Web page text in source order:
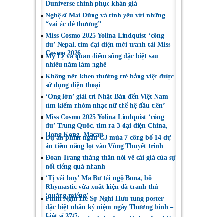
Việt Nam
Toronto 2026
Duniverse chinh phục khán giả
Nghệ sĩ Mai Dũng và tình yêu với những
“vai ác dễ thương”
Miss Cosmo 2025 Yolina Lindquist ‘công
du’ Nepal, tìm đại diện mới tranh tài Miss
Cosmo 2026
Mỹ Lệ và quan điểm sống đặc biệt sau
nhiều năm làm nghề
Không nên khen thưởng trẻ bằng việc được
sử dụng điện thoại
‘Ông lớn’ giải trí Nhật Bản đến Việt Nam
tìm kiếm nhóm nhạc nữ thế hệ đầu tiên’
Miss Cosmo 2025 Yolina Lindquist ‘công
du’ Trung Quốc, tìm ra 3 đại diện China,
Hong Kong, Macau
Dự án phim ngắn CJ mùa 7 công bố 14 dự
án tiềm năng lọt vào Vòng Thuyết trình
Đoan Trang thẳng thắn nói về cái giá của sự
nổi tiếng quá nhanh
‘Tị vài boy’ Ma Bư tái ngộ Bona, bố
Rhymastic vừa xuất hiện đã tranh thủ
‘quăng miếng’
Phim Nghỉ Hè Sợ Nghỉ Hưu tung poster
đặc biệt nhân kỷ niệm ngày Thương binh –